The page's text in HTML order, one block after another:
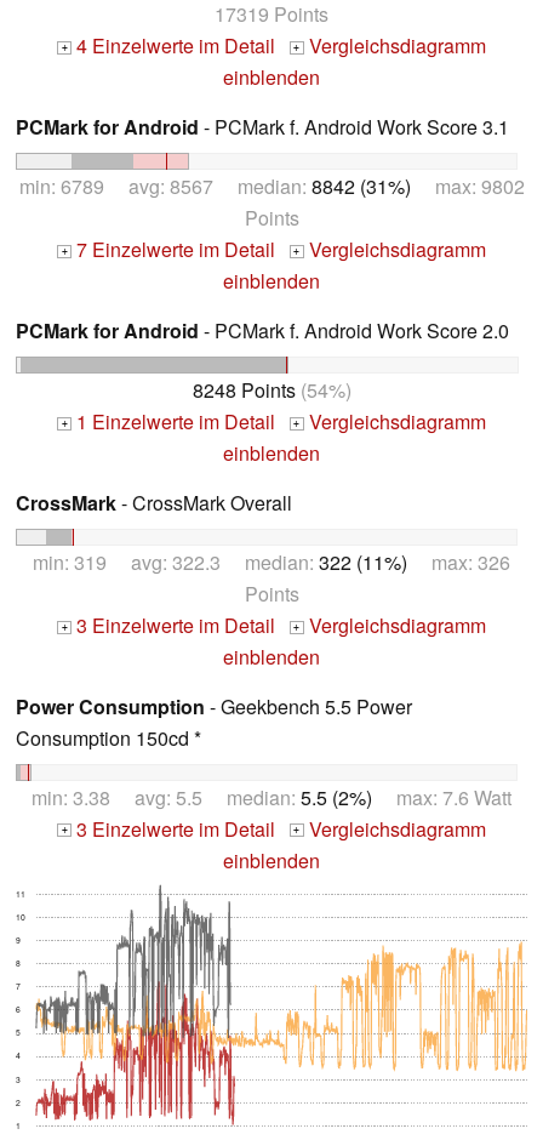
17319 Points
+ 4 Einzelwerte im Detail + Vergleichsdiagramm
einblenden
PCMark for Android - PCMark f. Android Work Score 3.1
min: 6789 avg: 8567 median: 8842 (31%) max: 9802
Points
+ 7 Einzelwerte im Detail + Vergleichsdiagramm
einblenden
PCMark for Android - PCMark f. Android Work Score 2.0
8248 Points(54%)
+ 1 Einzelwerte im Detail + Vergleichsdiagramm
einblenden
CrossMark- CrossMark Overall
min: 319 avg: 322.3 median: 322 (11%) max: 326
Points
+ 3 Einzelwerte im Detail + Vergleichsdiagramm
einblenden
Power Consumption - Geekbench 5.5 Power
Consumption 150cd *
min: 3.38 avg: 5.5 median: 5.5 (2%) max: 7.6 Watt
+ 3 Einzelwerte im Detail + Vergleichsdiagramm
einblenden
1
2
3
4
5
6
7
8
9
10
11